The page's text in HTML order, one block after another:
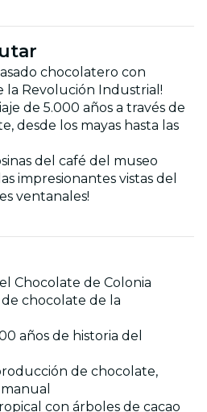
chocolatero con
la Revolución Industrial!
de 5.000 años a través de
desde los mayas hasta las
del café del museo
impresionantes vistas del
ventanales!
Chocolate de Colonia
chocolate de la
años de historia del
de chocolate,
con árboles de cacao